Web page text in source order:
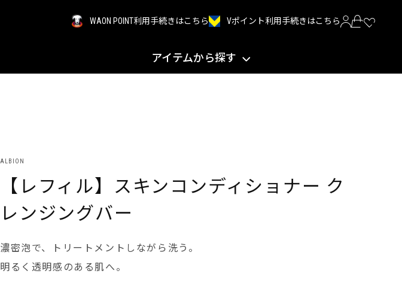
WAON POINT利用手続きはこちら Vポイント利用手続きはこちら
アイテムから探す
ALBION
【レフィル】スキンコンディショナー ク
レンジングバー
濃密泡で、トリートメントしながら洗う。
明るく透明感のある肌へ。